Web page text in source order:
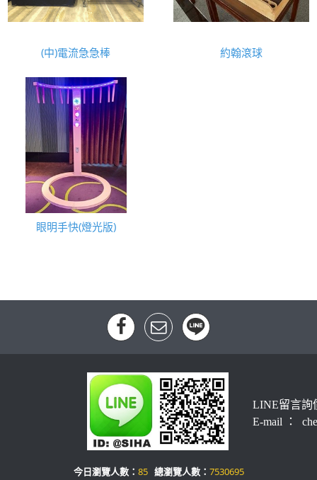
(中)電流急急棒 約翰滾球
眼明手快(燈光版)
LINE留言詢
E-mail ：
今日瀏覽人數： 85 總瀏覽人數： 7530695